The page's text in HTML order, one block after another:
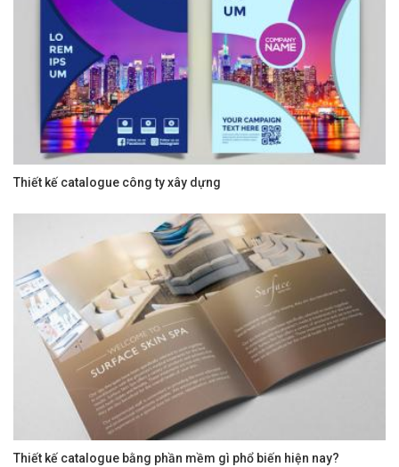
Thiết kế catalogue công ty xây dựng
Thiết kế catalogue bằng phần mềm gì phổ biến hiện nay?